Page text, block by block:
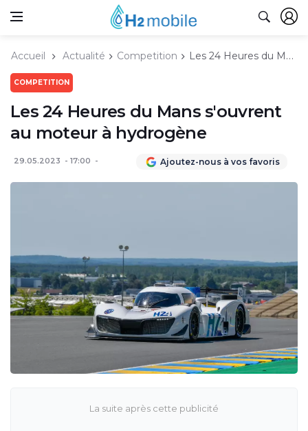
Accueil Actualité Competition Les 24 Heures du Mans s'ouvrent au moteur à hydrogène
COMPETITION
Les 24 Heures du Mans s'ouvrent
au moteur à hydrogène
29.05.2023 17:00 Ajoutez-nous à vos favoris